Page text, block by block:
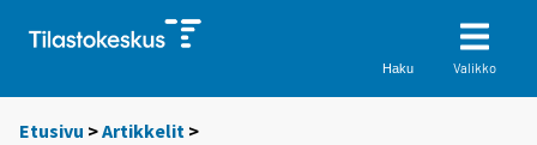
Haku Valikko
Etusivu >Artikkelit >